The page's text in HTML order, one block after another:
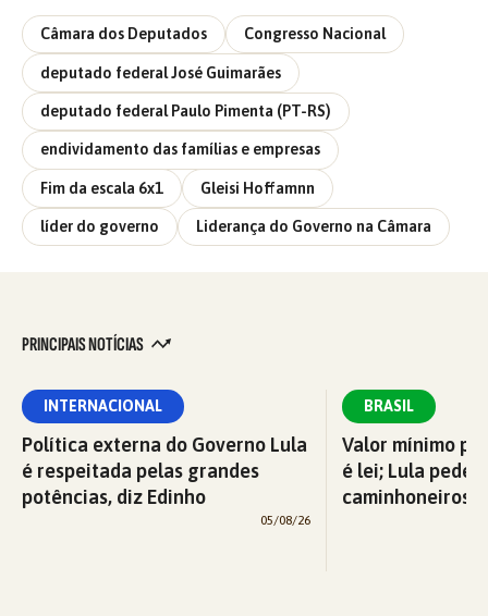
Câmara dos Deputados Congresso Nacional
deputado federal José Guimarães
deputado federal Paulo Pimenta (PT-RS)
endividamento das famílias e empresas
Fim da escala 6x1 Gleisi Hoffamnn
líder do governo Liderança do Governo na Câmara
PRINCIPAIS NOTÍCIAS
INTERNACIONAL
Política externa do Governo Lula
é respeitada pelas grandes
potências, diz Edinho
05/08/26
BRASIL
Valor mínimo
é lei; Lula pede
caminhoneiros